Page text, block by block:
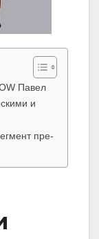
Павел
и
пре-